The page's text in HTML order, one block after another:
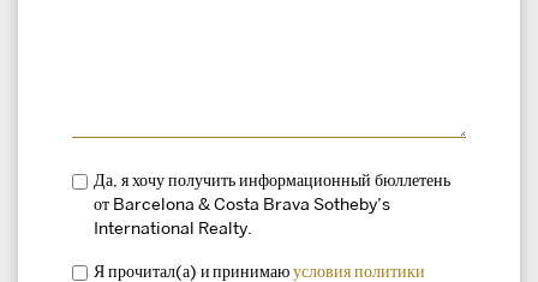
Да, я хочу получить информационный бюллетень
от Barcelona & Costa Brava Sotheby’s
International Realty.
Я прочитал(а) и принимаю условия политики